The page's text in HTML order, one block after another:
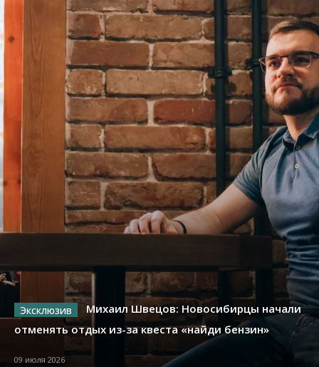
Михаил Швецов: Новосибирцы начали
отменять отдых из-за квеста «найди бензин»
09 июля 2026